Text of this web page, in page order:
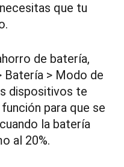
que tu
de batería,
Batería > Modo de
dispositivos te
para que se
la batería
al 20%.